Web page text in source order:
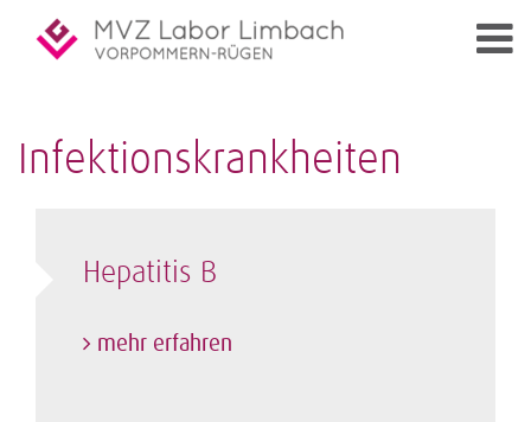
Infektionskrankheiten
Hepatitis B
mehr erfahren